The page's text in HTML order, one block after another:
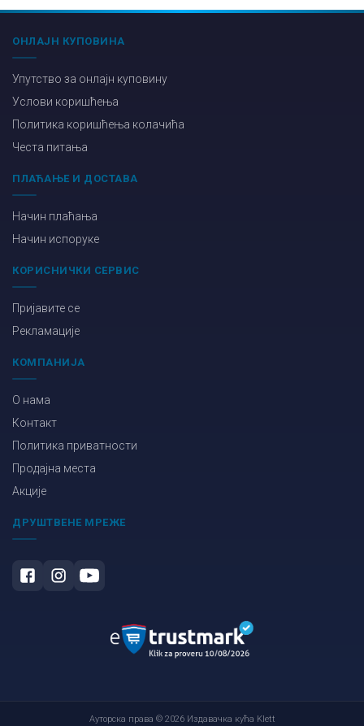
ОНЛАЈН КУПОВИНА
Упутство за онлајн куповину
Услови коришћења
Политика коришћења колачића
Честа питања
ПЛАЋАЊЕ И ДОСТАВА
Начин плаћања
Начин испоруке
КОРИСНИЧКИ СЕРВИС
Пријавите се
Рекламације
КОМПАНИЈА
О нама
Контакт
Политика приватности
Продајна места
Акције
ДРУШТВЕНЕ МРЕЖЕ
Ауторска права © 2026 Издавачка кућа Klett